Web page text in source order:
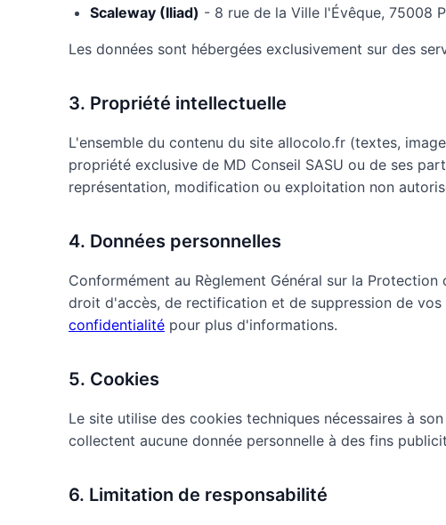
Scaleway (Iliad) - 8 rue de la Ville l'Évêque, 75008
Les données sont hébergées exclusivement sur des
3. Propriété intellectuelle
L'ensemble du contenu du site allocolo.fr (textes,
propriété exclusive de MD Conseil SASU ou de ses
représentation, modification ou exploitation non
4. Données personnelles
Conformément au Règlement Général sur la
droit d'accès, de rectification et de suppression de vos
confidentialité pour plus d'informations.
5. Cookies
Le site utilise des cookies techniques nécessaires à
collectent aucune donnée personnelle à des fins
6. Limitation de responsabilité